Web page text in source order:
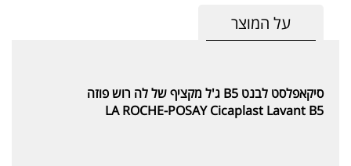
על המוצר
סיקאפלסט לבנט B5 ג'ל מקציף של לה רוש פוזה
LA ROCHE-POSAYCicaplast Lavant B5